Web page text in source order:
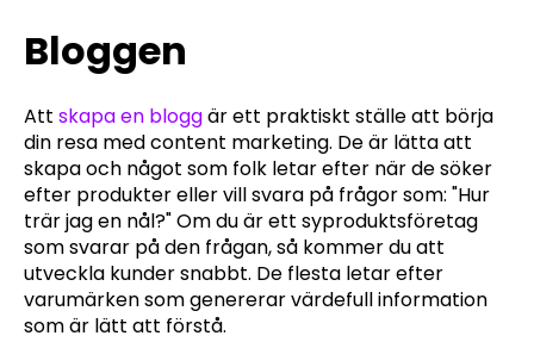
Bloggen
Att skapa en bloggär ett praktiskt ställe att börja
din resa med content marketing. De är lätta att
skapa och något som folk letar efter när de söker
efter produkter eller vill svara på frågor som: "Hur
trär jag en nål?" Om du är ett syproduktsföretag
som svarar på den frågan, så kommer du att
utveckla kunder snabbt. De flesta letar efter
varumärken som genererar värdefull information
som är lätt att förstå.